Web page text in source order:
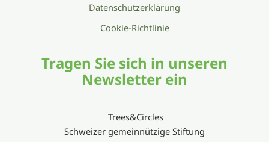
Datenschutzerklärung
Cookie-Richtlinie
Tragen Sie sich in unseren
Newsletter ein
Trees&Circles
Schweizer gemeinnützige Stiftung